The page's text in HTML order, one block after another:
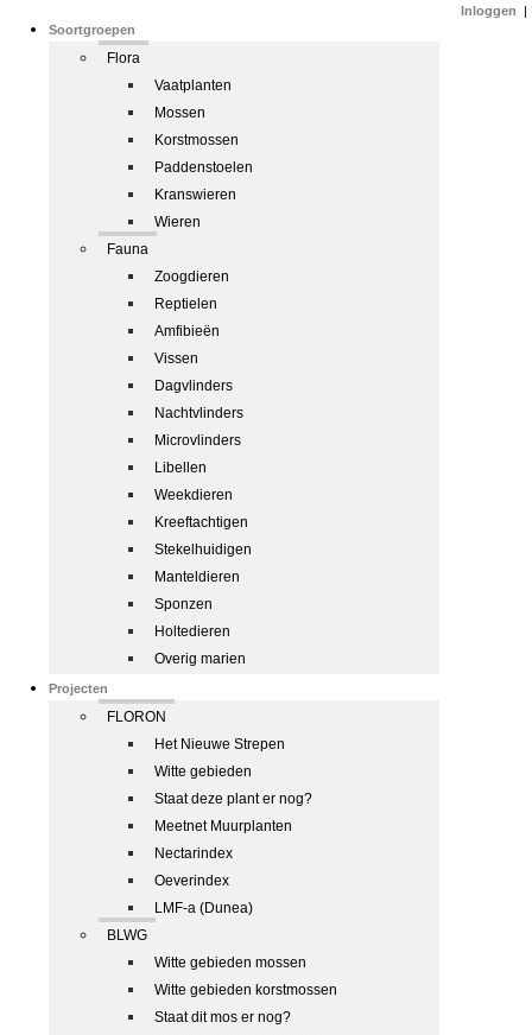
Soortgroepen
Flora
Vaatplanten
Mossen
Korstmossen
Paddenstoelen
Kranswieren
Wieren
Fauna
Zoogdieren
Reptielen
Amfibieën
Vissen
Dagvlinders
Nachtvlinders
Microvlinders
Libellen
Weekdieren
Kreeftachtigen
Stekelhuidigen
Manteldieren
Sponzen
Holtedieren
Overig marien
Projecten
FLORON
Het Nieuwe Strepen
Witte gebieden
Staat deze plant er nog?
Meetnet Muurplanten
Nectarindex
Oeverindex
LMF-a (Dunea)
BLWG
Witte gebieden mossen
Witte gebieden korstmossen
Staat dit mos er nog?
Inloggen |